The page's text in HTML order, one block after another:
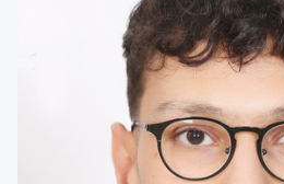
ist mir hierbei das gute
angenehme Lernatmosphäre! Derzeit gebe ich
vornehmlich Nachhilfe online,
Pandemie sehr gute
Schüler*innen sammeln konnte. In den Ferien
ich verstärkt Nachholkurse zur
neue Schuljahr an. Preislich berechne ich 20 Euro /